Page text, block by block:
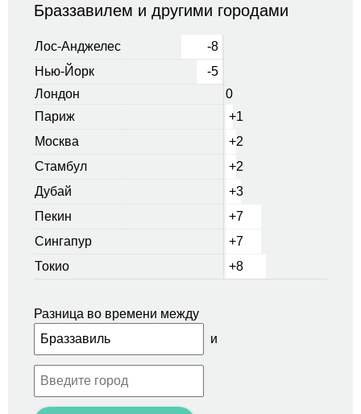
Браззавилем и другими городами
Лос-Анджелес
-8
Нью-Йорк
-5
Лондон
0
Париж
+1
Москва
+2
Стамбул
+2
Дубай
+3
Пекин
+7
Сингапур
+7
Токио
+8
Разница во времени между
и